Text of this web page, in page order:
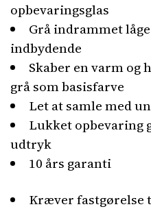
opbevaringsglas
Grå indrammet
indbydende
Skaber en varm og
grå som basisfarve
Let at samle med
Lukket opbevaring
udtryk
10 års garanti
Kræver fastgørelse